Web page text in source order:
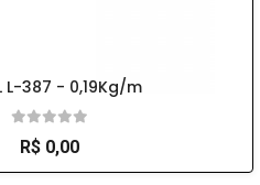
L-387 - 0,19Kg/m
R$ 0,00